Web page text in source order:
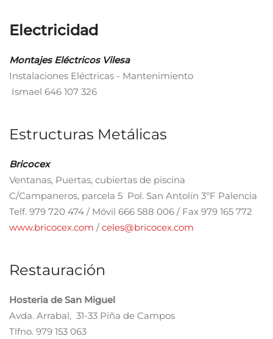
Electricidad
Montajes Eléctricos Vilesa
Instalaciones Eléctricas - Mantenimiento
Ismael 646 107 326
Estructuras Metálicas
Bricocex
Ventanas, Puertas, cubiertas de piscina
C/Campaneros, parcela 5 Pol. San Antolín 3ºF Palencia
Telf. 979 720 474 / Móvil 666 588 006 / Fax 979 165 772
www.bricocex.com /celes@bricocex.com
Restauración
Hosteria de San Miguel
Avda. Arrabal, 31-33 Piña de Campos
Tlfno. 979 153 063